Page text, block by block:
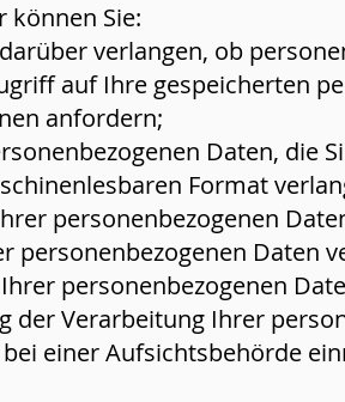
können Sie:
verlangen, ob
auf Ihre gespeicherten
anfordern;
Daten, die
Format
personenbezogenen
personenbezogenen Daten
personenbezogenen
der Verarbeitung Ihrer
einer Aufsichtsbehörde